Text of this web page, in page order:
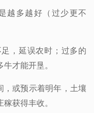
越多越好（过少更不
，延误农时；过多的
才能开垦。
，或预示着明年，土壤
获得丰收。